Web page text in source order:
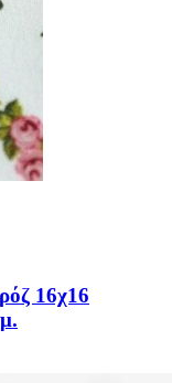
16χ16